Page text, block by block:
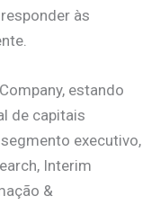
às
estando
de capitais
executivo,
Interim
&